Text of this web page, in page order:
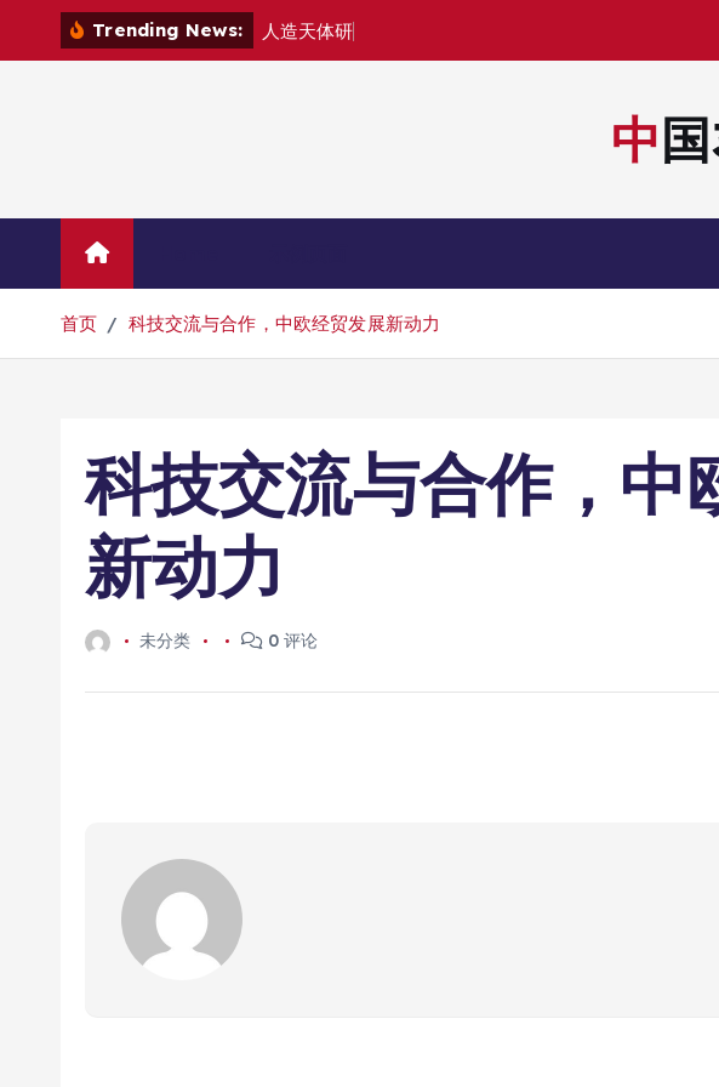
Trending News: 人造天体研
首页 科技交流与合作，中欧经贸发展新动力
科技交流与合作，中
新动力
未分类 0 评论